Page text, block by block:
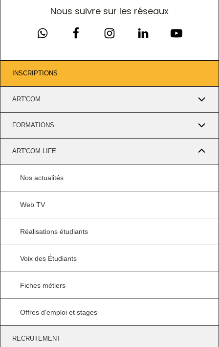
Nous suivre sur les réseaux
INSCRIPTIONS
ART'COM
FORMATIONS
ART'COM LIFE
Nos actualités
Web TV
Réalisations étudiants
Voix des Étudiants
Fiches métiers
Offres d'emploi et stages
RECRUTEMENT